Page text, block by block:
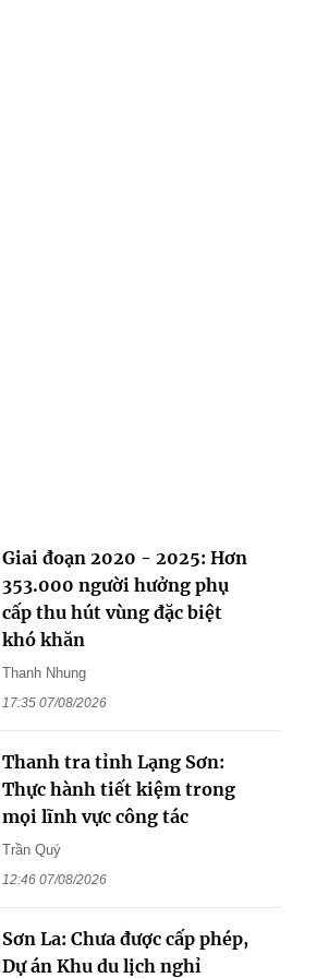
Giai đoạn 2020 - 2025: Hơn
353.000 người hưởng phụ
cấp thu hút vùng đặc biệt
khó khăn
Thanh Nhung
17:35 07/08/2026
Thanh tra tỉnh Lạng Sơn:
Thực hành tiết kiệm trong
mọi lĩnh vực công tác
Trần Quý
12:46 07/08/2026
Sơn La: Chưa được cấp phép,
Dự án Khu du lịch nghỉ